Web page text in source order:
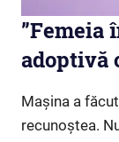
”Femeia
adoptivă
Mașina a
recunoștea.